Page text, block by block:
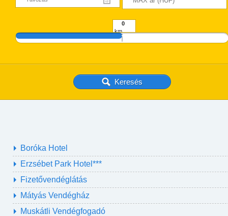
km
Boróka Hotel
Erzsébet Park Hotel***
Fizetővendéglátás
Mátyás Vendégház
Muskátli Vendégfogadó